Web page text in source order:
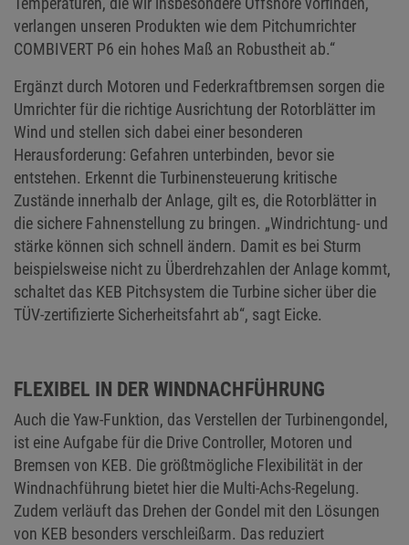
verlangen unseren Produkten wie dem Pitchumrichter
COMBIVERT P6 ein hohes Maß an Robustheit ab.“
Ergänzt durch Motoren und Federkraftbremsen sorgen die
Umrichter für die richtige Ausrichtung der Rotorblätter im
Wind und stellen sich dabei einer besonderen
Herausforderung: Gefahren unterbinden, bevor sie
entstehen. Erkennt die Turbinensteuerung kritische
Zustände innerhalb der Anlage, gilt es, die Rotorblätter in
die sichere Fahnenstellung zu bringen. „Windrichtung- und
stärke können sich schnell ändern. Damit es bei Sturm
beispielsweise nicht zu Überdrehzahlen der Anlage kommt,
schaltet das KEB Pitchsystem die Turbine sicher über die
TÜV-zertifizierte Sicherheitsfahrt ab“, sagt Eicke.
FLEXIBEL IN DER WINDNACHFÜHRUNG
Auch die Yaw-Funktion, das Verstellen der Turbinengondel,
ist eine Aufgabe für die Drive Controller, Motoren und
Bremsen von KEB. Die größtmögliche Flexibilität in der
Windnachführung bietet hier die Multi-Achs-Regelung.
Zudem verläuft das Drehen der Gondel mit den Lösungen
von KEB besonders verschleißarm. Das reduziert